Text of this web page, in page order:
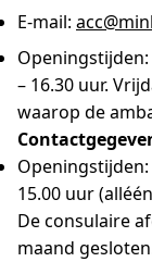
E-mail:
– 16.30 uur.
waarop de
15.00 uur
De consulaire
maand